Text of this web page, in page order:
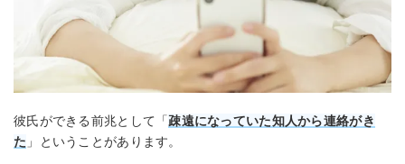
彼氏ができる前兆として「疎遠になっていた知人から連絡がき
た 」ということがあります。